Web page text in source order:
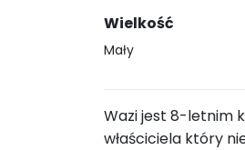
Wielkość
Mały
Wazi jest 8-letnim
właściciela który